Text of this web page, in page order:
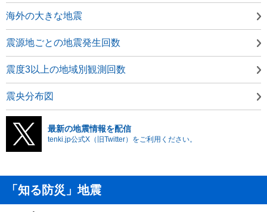
海外の大きな地震
震源地ごとの地震発生回数
震度3以上の地域別観測回数
震央分布図
最新の地震情報を配信
tenki.jp公式X（旧Twitter）をご利用ください。
「知る防災」地震